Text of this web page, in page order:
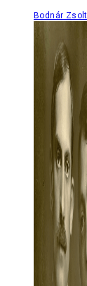
Bodnár Zsolt